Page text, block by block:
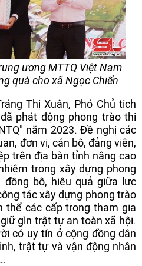
ương MTTQ Việt Nam
quà cho xã Ngọc Chiến
Thị Xuân, Phó Chủ tịch
phát động phong trào thi
năm 2023. Đề nghị các
đơn vị, cán bộ, đảng viên,
trên địa bàn tỉnh nâng cao
trong xây dựng phong
đồng bộ, hiệu quả giữa lực
tác xây dựng phong trào
thể các cấp trong tham gia
gìn trật tự an toàn xã hội.
có uy tín ở cộng đồng dân
trật tự và vận động nhân